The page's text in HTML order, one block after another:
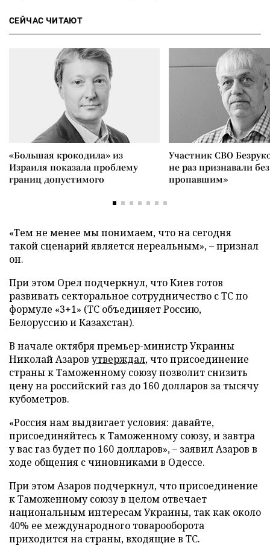
СЕЙЧАС ЧИТАЮТ
«Большая крокодила» из
Израиля показала проблему
границ допустимого
Участник СВО
не раз признавали
пропавшим»
«Тем не менее мы понимаем, что на сегодня
такой сценарий является нереальным», – признал
он.
При этом Орел подчеркнул, что Киев готов
развивать секторальное сотрудничество с ТС по
формуле «3+1» (ТС объединяет Россию,
Белоруссию и Казахстан).
В начале октября премьер-министр Украины
Николай Азаров утверждал, что присоединение
страны к Таможенному союзу позволит снизить
цену на российский газ до 160 долларов за тысячу
кубометров.
«Россия нам выдвигает условия: давайте,
присоединяйтесь к Таможенному союзу, и завтра
у вас газ будет по 160 долларов», – заявил Азаров в
ходе общения с чиновниками в Одессе.
При этом Азаров подчеркнул, что присоединение
к Таможенному союзу в целом отвечает
национальным интересам Украины, так как около
40% ее международного товарооборота
приходится на страны, входящие в ТС.